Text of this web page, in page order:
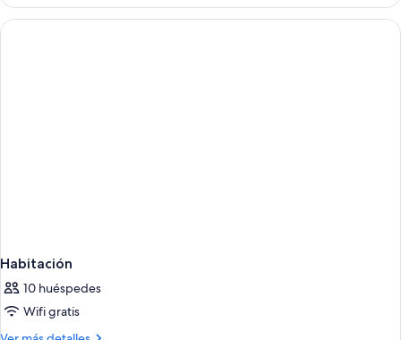
terraza
Habitación
10 huéspedes
Wifi gratis